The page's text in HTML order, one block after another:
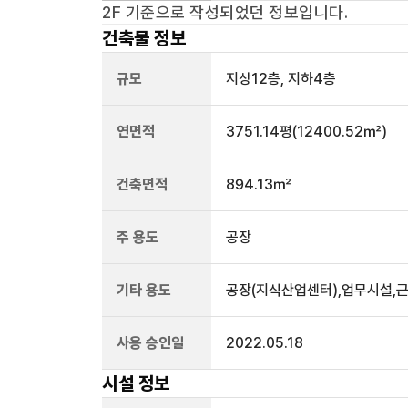
2F 기준으로 작성되었던 정보입니다.
건축물 정보
규모 지상12층, 지하4층
연면적 3751.14평(12400.52㎡)
건축면적 894.13㎡
주 용도 공장
기타 용도 공장(지식산업센터),업무시설,
사용 승인일 2022.05.18
시설 정보